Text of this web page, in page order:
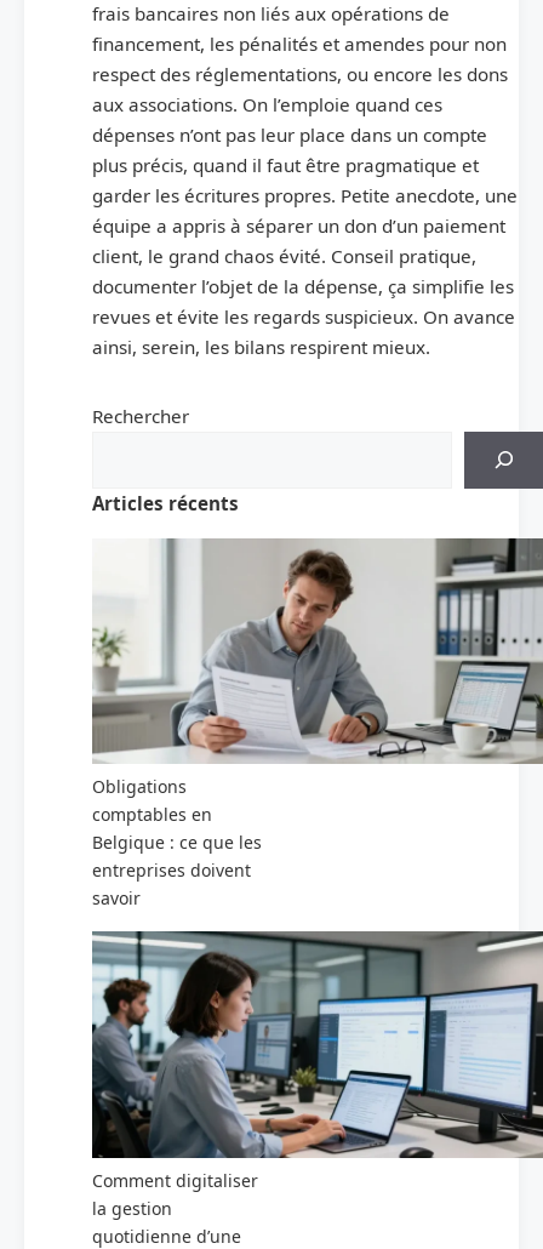
frais bancaires non liés aux opérations de
financement, les pénalités et amendes pour non
respect des réglementations, ou encore les dons
aux associations. On l’emploie quand ces
dépenses n’ont pas leur place dans un compte
plus précis, quand il faut être pragmatique et
garder les écritures propres. Petite anecdote, une
équipe a appris à séparer un don d’un paiement
client, le grand chaos évité. Conseil pratique,
documenter l’objet de la dépense, ça simplifie les
revues et évite les regards suspicieux. On avance
ainsi, serein, les bilans respirent mieux.
Rechercher
Articles récents
Obligations
comptables en
Belgique : ce que les
entreprises doivent
savoir
Comment digitaliser
la gestion
quotidienne d’une